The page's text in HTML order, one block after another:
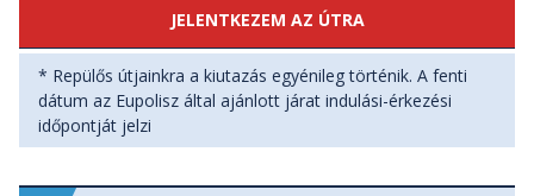
Melyek Grúzia és Örményország legfontosabb
Grúzia:
- Tbiliszi
- Mtskheta templomegyüttes (
Világörökség)
JELENTKEZEM AZ ÚTRA
* Repülős útjainkra a kiutazás egyénileg történik. A fenti
dátum az Eupolisz által ajánlott járat indulási-érkezési
időpontját jelzi